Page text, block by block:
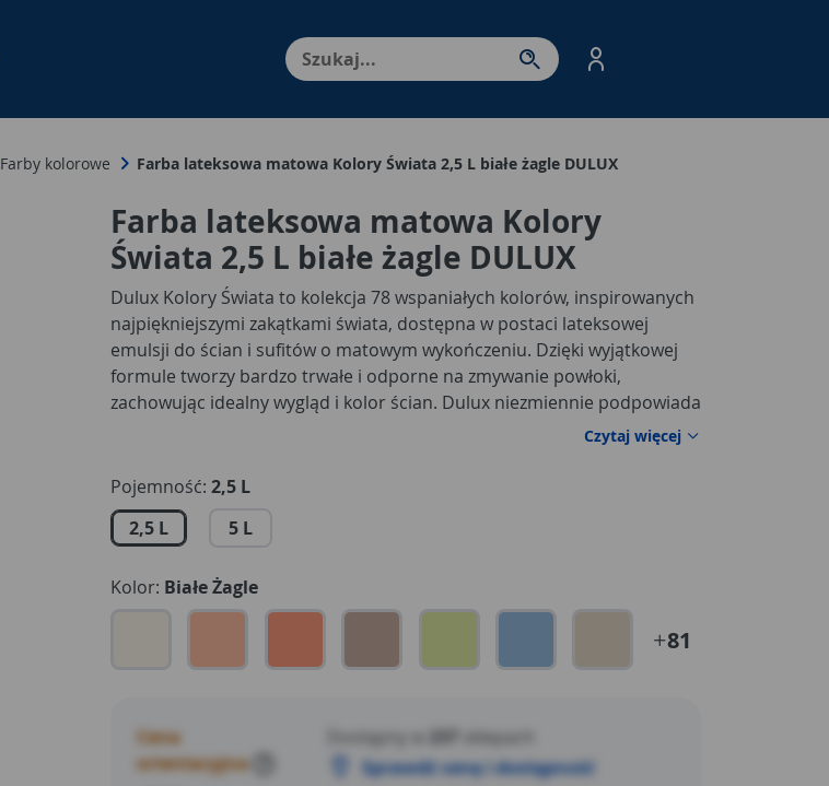
Menu Produktów, nawigacja: Enter - przejdź do strony produktów. Spacja – otwórz/
Farby kolorowe Farba lateksowa matowa Kolory Świata 2,5 L białe żagle DULUX
Farba lateksowa matowa Kolory
Świata 2,5 L białe żagle DULUX
Dulux Kolory Świata to kolekcja 78 wspaniałych kolorów, inspirowanych
najpiękniejszymi zakątkami świata, dostępna w postaci lateksowej
emulsji do ścian i sufitów o matowym wykończeniu. Dzięki wyjątkowej
formule tworzy bardzo trwałe i odporne na zmywanie powłoki,
zachowując idealny wygląd i kolor ścian. Dulux niezmiennie podpowiada
trendy kolorów. W tym roku to nadal skandynawskie szarości. W palecie
lub Polarna Mgiełka do zdecydowanych Grafitowy Zmierzch lub prawie
czarna Nocna Wyprawa.
Czytaj więcej
Pojemność: 2,5 L
2,5 L
5 L
Kolor: Białe Żagle
81
Cena
orientacyjna
Dostępny w
sklepach
Sprawdź cenę i dostępność